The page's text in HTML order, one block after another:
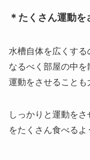
＊たくさん運動を
水槽自体を広くす
なるべく部屋の中を
運動をさせることも
しっかりと運動を
をたくさん食べるよ